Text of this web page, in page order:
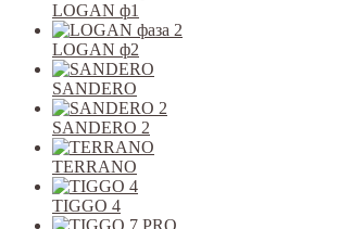
LOGAN ф1
LOGAN ф2
SANDERO
SANDERO 2
TERRANO
TIGGO 4